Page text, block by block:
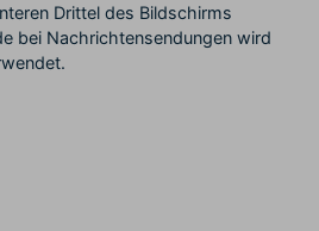
Drittel des Bildschirms
bei Nachrichtensendungen wird